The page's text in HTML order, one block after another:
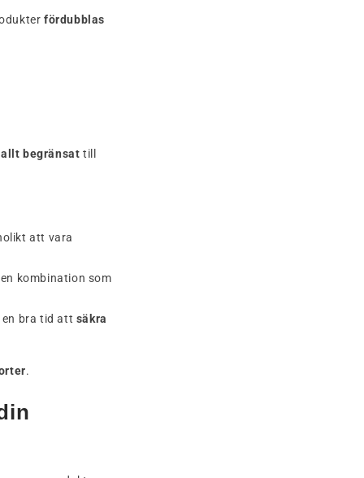
fördubblas
begränsat till
att vara
kombination som
en bra tid att säkra
.